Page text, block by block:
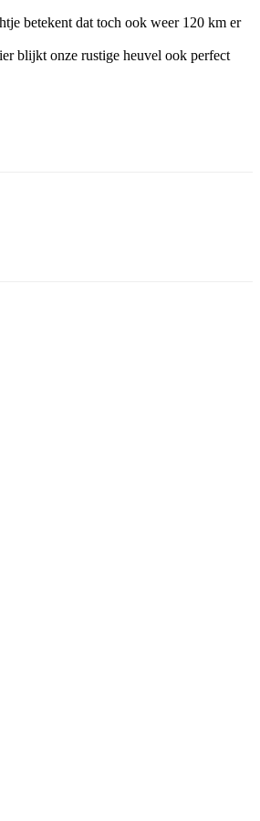
betekent dat toch ook weer 120 km er
blijkt onze rustige heuvel ook perfect